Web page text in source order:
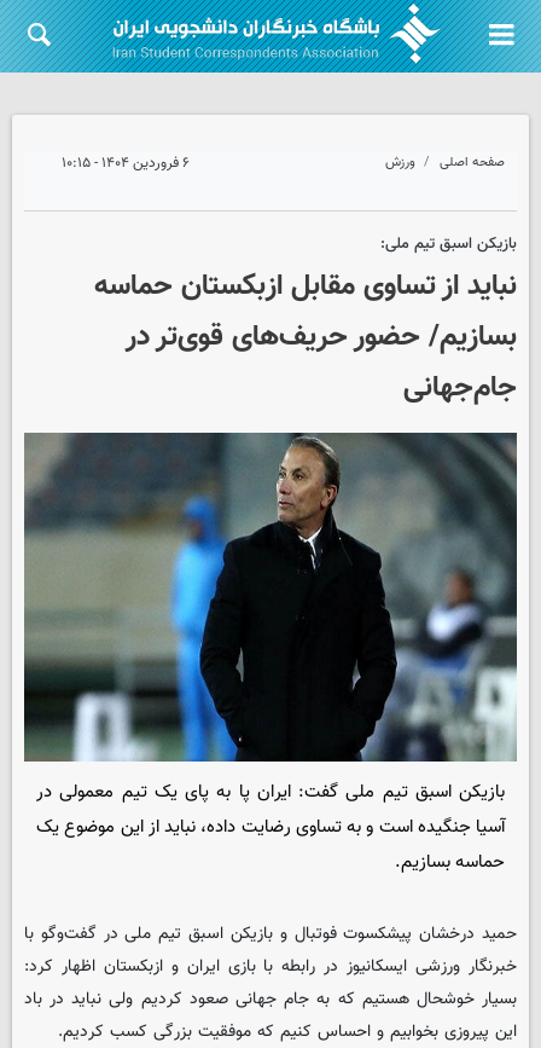
صفحه اصلی ورزش ۶ فروردین ۱۴۰۴ - ۱۰:۱۵
بازیکن اسبق تیم ملی:
نباید از تساوی مقابل ازبکستان حماسه
بسازیم/ حضور حریف‌های قوی‌تر در
جام‌جهانی
بازیکن اسبق تیم ملی گفت: ایران پا به پای یک تیم معمولی در
آسیا جنگیده است و به تساوی رضایت داده، نباید از این موضوع یک
حماسه بسازیم.
حمید درخشان پیشکسوت فوتبال و بازیکن اسبق تیم ملی در گفت‌وگو با
خبرنگار ورزشی ایسکانیوزدر رابطه با بازی ایران و ازبکستان اظهار کرد:
بسیار خوشحال هستیم که به جام جهانی صعود کردیم ولی نباید در باد
این پیروزی بخوابیم و احساس کنیم که موفقیت بزرگی کسب کردیم.